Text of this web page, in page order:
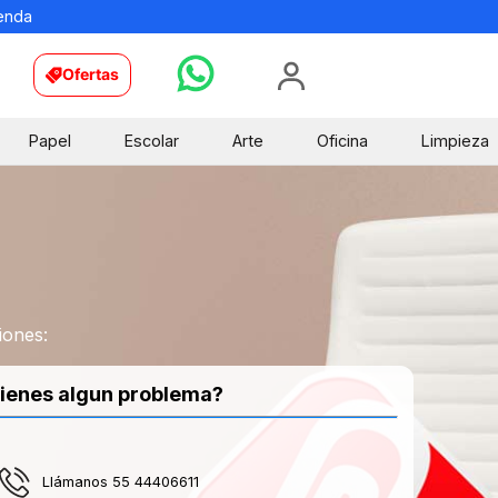
Ofertas
Papel Escolar Arte Oficina Limpieza
algun problema?
Llámanos 55 44406611